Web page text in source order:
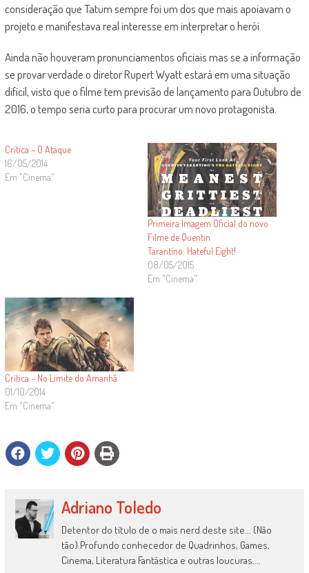
consideração que Tatum sempre foi um dos que mais apoiavam o
projeto e manifestava real interesse em interpretar o herói.
Ainda não houveram pronunciamentos oficiais mas se a informação
se provar verdade o diretor Rupert Wyatt estará em uma situação
difícil, visto que o filme tem previsão de lançamento para Outubro de
2016, o tempo seria curto para procurar um novo protagonista.
Crítica – O Ataque
16/05/2014
Em "Cinema"
Primeira Imagem Oficial do novo
Filme de Quentin
Tarantino: Hateful Eight!
08/05/2015
Em "Cinema"
Crítica – No Limite do Amanhã
01/10/2014
Em "Cinema"
Adriano Toledo
Detentor do título de o mais nerd deste site... (Não
tão) Profundo conhecedor de Quadrinhos, Games,
Cinema, Literatura Fantástica e outras loucuras....